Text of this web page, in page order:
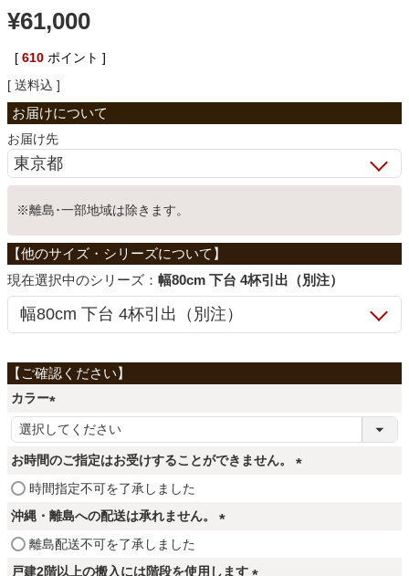
収納家具
こたつ
ファブリック
カーテン
ラグ
¥61,000
[ 610 ポイント ]
送料込
お届け先
※離島･一部地域は除きます。
シリーズ： 幅80cm 下台 4杯引出（別注）
カラー
必
須
)
お時間のご指定はお受けすることができません。
時間指定不可を了承しました
沖縄・離島への配送は承れません。
必
離島配送不可を了承しました
戸建2階以上の搬入には階段を使用します